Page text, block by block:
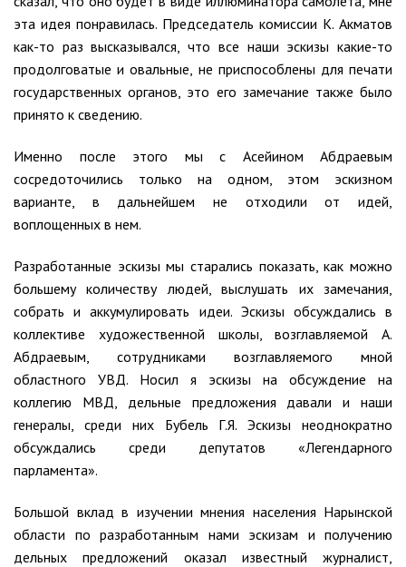
эта идея понравилась. Председатель комиссии К. Акматов
как-то раз высказывался, что все наши эскизы какие-то
продолговатые и овальные, не приспособлены для печати
государственных органов, это его замечание также было
принято к сведению.
Именно после этого мы с Асейином Абдраевым
сосредоточились только на одном, этом эскизном
варианте, в дальнейшем не отходили от идей,
воплощенных в нем.
Разработанные эскизы мы старались показать, как можно
большему количеству людей, выслушать их замечания,
собрать и аккумулировать идеи. Эскизы обсуждались в
коллективе художественной школы, возглавляемой А.
Абдраевым, сотрудниками возглавляемого мной
областного УВД. Носил я эскизы на обсуждение на
коллегию МВД, дельные предложения давали и наши
генералы, среди них Бубель Г.Я. Эскизы неоднократно
обсуждались среди депутатов «Легендарного
парламента».
Большой вклад в изучении мнения населения Нарынской
области по разработанным нами эскизам и получению
дельных предложений оказал известный журналист,